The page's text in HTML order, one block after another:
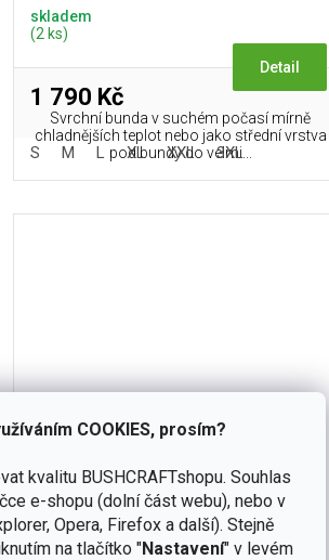
COOKIES, prosím?
kvalitu BUSHCRAFTshopu. Souhlas
e-shopu (dolní část webu), nebo v
Opera, Firefox a další). Stejně
na tlačítko "Nastavení" v levém
skladem
(2 ks)
1 790 Kč
Detail
Svrchní bunda v suchém počasí mírně
chladnějších teplot nebo jako střední vrstva
pod bundy do velmi...
S M L XL XXL 3XL
Bunda Helikon-Tex Alpha Tactical
Fleece - Coyote